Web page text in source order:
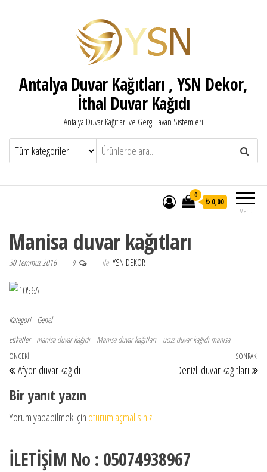
Antalya Duvar Kağıtları , YSN Dekor,
İthal Duvar Kağıdı
Antalya Duvar Kağıtları ve Gergi Tavan Sistemleri
Menü
0
₺ 0,00
Manisa duvar kağıtları
30 Temmuz 2016 0 ile YSN DEKOR
Kategori Genel
Etiketler manisa duvar kağıdı Manisa duvar kağıtları ucuz duvar kağıdı manisa
Yazı gezinmesi
Önceki Yazı
ÖNCEKI
Afyon duvar kağıdı
SONRAKI
Denizli duvar kağıtları
Bir yanıt yazın
Yorum yapabilmek için oturum açmalısınız.
İLETİŞİM No : 05074938967